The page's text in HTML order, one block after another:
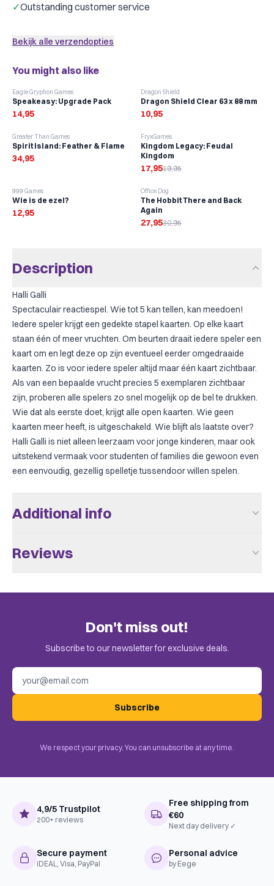
✓Outstanding customer service
Bekijk alle verzendopties
You might also like
Eagle Gryphon Games
Speakeasy: Upgrade Pack
14,95
Dragon Shield
Dragon Shield Clear 63 x 88 mm
10,95
Greater Than Games
Spirit Island: Feather & Flame
34,95
-10%
FryxGames
Kingdom Legacy: Feudal
Kingdom
17,9519,95
999 Games
Wie is de ezel?
12,95
-10 %
Office Dog
The Hobbit There and Back
Again
27,9530,95
Description
Halli Galli
Spectaculair reactiespel. Wie tot 5 kan tellen, kan meedoen!
Iedere speler krijgt een gedekte stapel kaarten. Op elke kaart
staan één of meer vruchten. Om beurten draait iedere speler een
kaart om en legt deze op zijn eventueel eerder omgedraaide
kaarten. Zo is voor iedere speler altijd maar één kaart zichtbaar.
Als van een bepaalde vrucht precies 5 exemplaren zichtbaar
zijn, proberen alle spelers zo snel mogelijk op de bel te drukken.
Wie dat als eerste doet, krijgt alle open kaarten. Wie geen
kaarten meer heeft, is uitgeschakeld. Wie blijft als laatste over?
Halli Galli is niet alleen leerzaam voor jonge kinderen, maar ook
uitstekend vermaak voor studenten of families die gewoon even
een eenvoudig, gezellig spelletje tussendoor willen spelen.
Additional info
Children's Game, Party Game, Real-
time
BoardGameGeek
Instapper
Reviews
Check the invitation in your email.
Don't miss out!
Subscribe to our newsletter for exclusive deals.
Subscribe
We respect your privacy. You can unsubscribe at any time.
4,9/5 Trustpilot
200+ reviews
Free shipping from
€60
Next day delivery ✓
Secure payment
iDEAL, Visa, PayPal
Personal advice
by Eege